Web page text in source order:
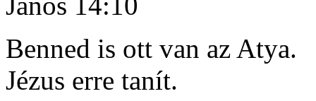
Benned is ott van az Atya.
Jézus erre tanít.